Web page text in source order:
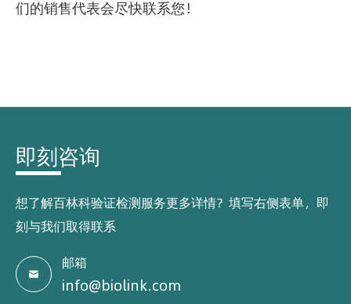
们的销售代表会尽快联系您！
即刻咨询
想了解百林科验证检测服务更多详情？填写右侧表单，即
刻与我们取得联系

邮箱
info@biolink.com